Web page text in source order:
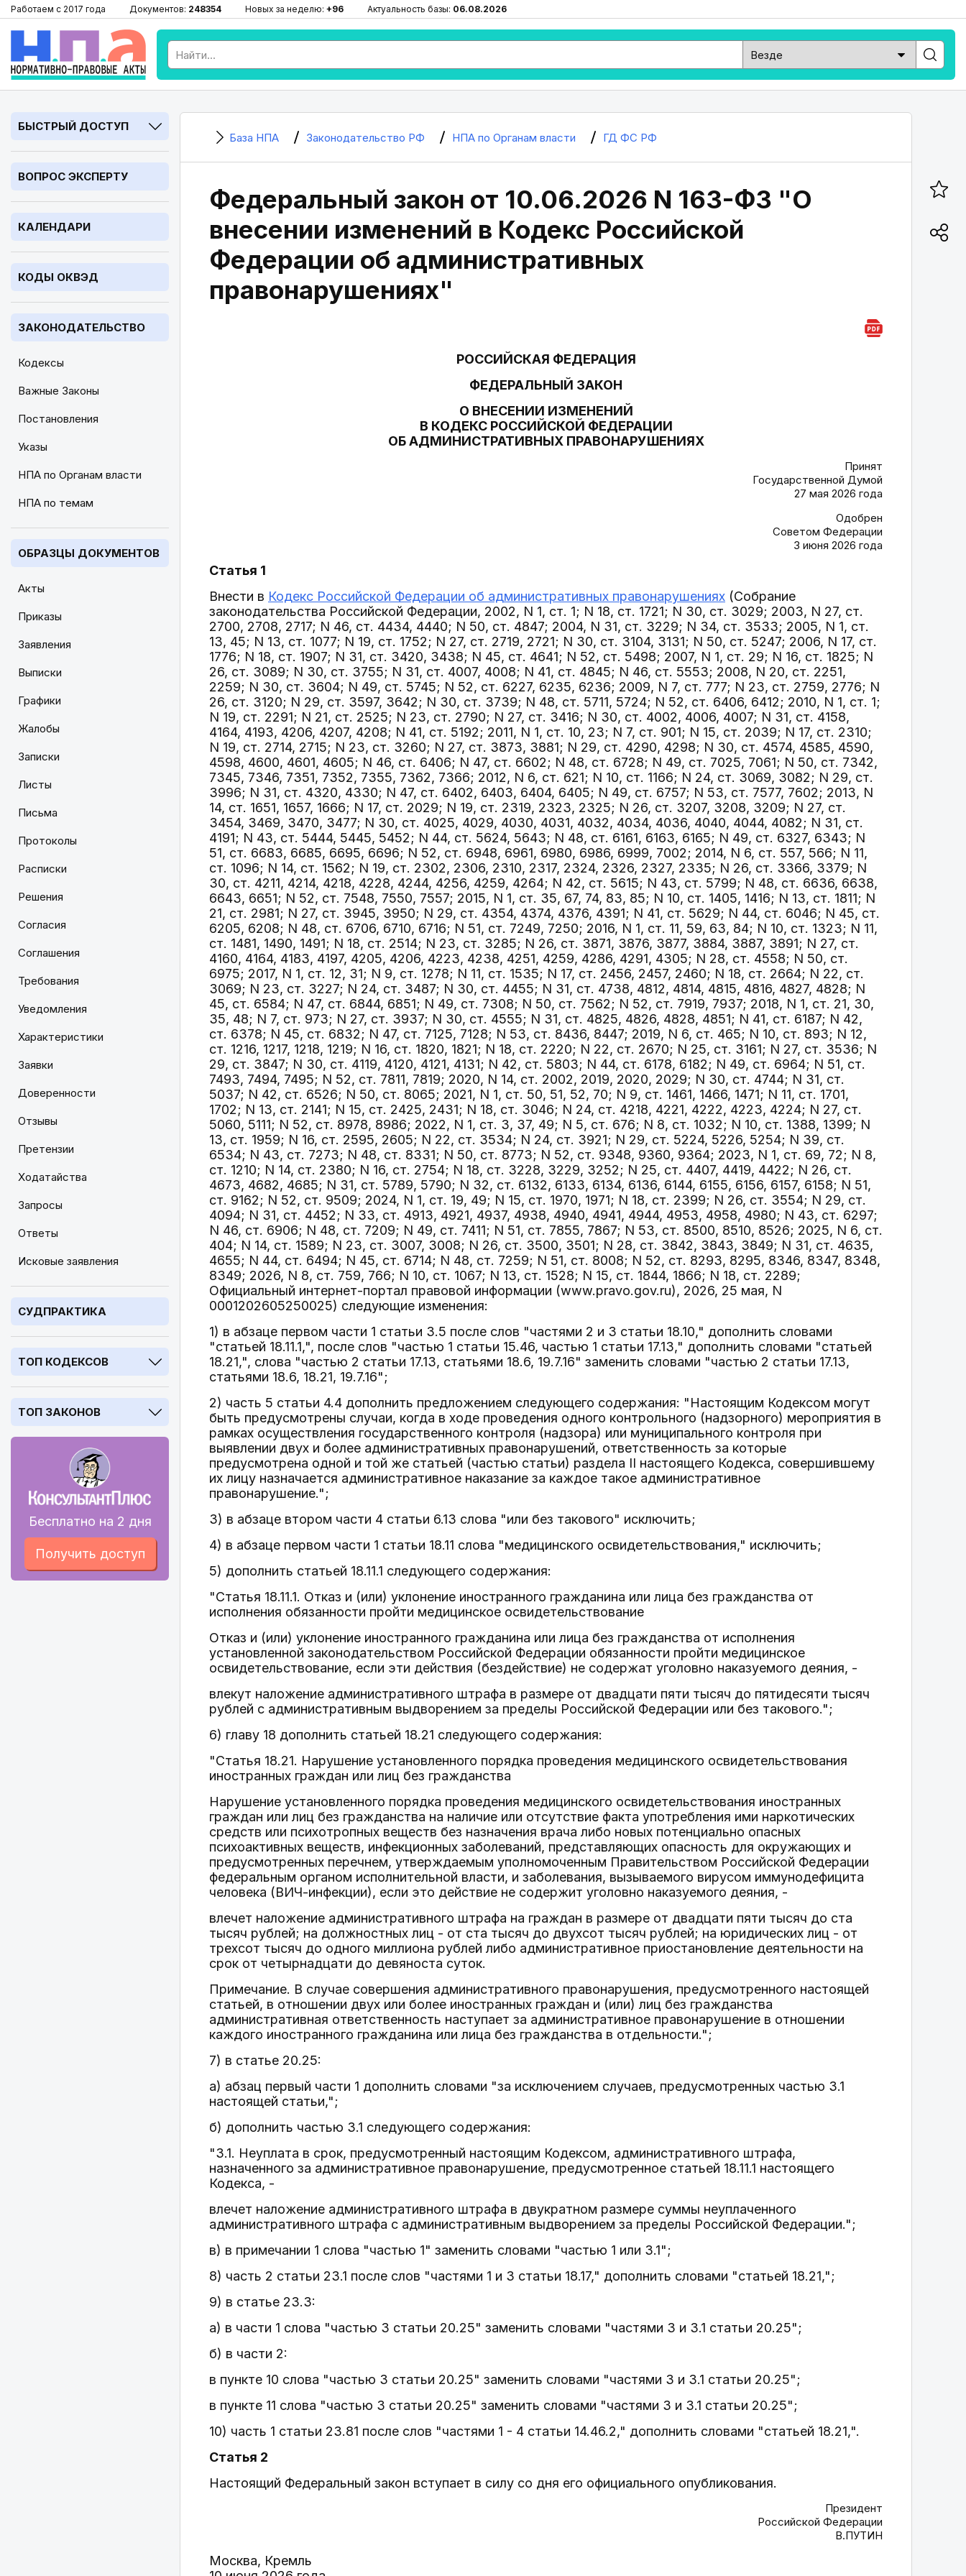
Работаем с 2017 года Документов: 248354 Новых за неделю: +96 Актуальность базы: 06.08.2026
БЫСТРЫЙ ДОСТУП
ВОПРОС ЭКСПЕРТУ
КАЛЕНДАРИ
КОДЫ ОКВЭД
ЗАКОНОДАТЕЛЬСТВО
Кодексы
Важные Законы
Постановления
Указы
НПА по Органам власти
НПА по темам
ОБРАЗЦЫ ДОКУМЕНТОВ
Акты
Приказы
Заявления
Выписки
Графики
Жалобы
Записки
Листы
Письма
Протоколы
Расписки
Решения
Согласия
Соглашения
Требования
Уведомления
Характеристики
Заявки
Доверенности
Отзывы
Претензии
Ходатайства
Запросы
Ответы
Исковые заявления
СУДПРАКТИКА
ТОП КОДЕКСОВ
ТОП ЗАКОНОВ
Бесплатно на 2 дня
Получить доступ
База НПА Законодательство РФ НПА по Органам власти ГД ФС РФ
Федеральный закон от 10.06.2026 N 163-ФЗ "О
внесении изменений в Кодекс Российской
Федерации об административных
правонарушениях"
РОССИЙСКАЯ ФЕДЕРАЦИЯ
ФЕДЕРАЛЬНЫЙ ЗАКОН
О ВНЕСЕНИИ ИЗМЕНЕНИЙ
В КОДЕКС РОССИЙСКОЙ ФЕДЕРАЦИИ
ОБ АДМИНИСТРАТИВНЫХ ПРАВОНАРУШЕНИЯХ
Принят
Государственной Думой
27 мая 2026 года
Одобрен
Советом Федерации
3 июня 2026 года
Статья 1
Внести в Кодекс Российской Федерации об административных правонарушениях (Собрание
законодательства Российской Федерации, 2002, N 1, ст. 1; N 18, ст. 1721; N 30, ст. 3029; 2003, N 27, ст.
2700, 2708, 2717; N 46, ст. 4434, 4440; N 50, ст. 4847; 2004, N 31, ст. 3229; N 34, ст. 3533; 2005, N 1, ст.
13, 45; N 13, ст. 1077; N 19, ст. 1752; N 27, ст. 2719, 2721; N 30, ст. 3104, 3131; N 50, ст. 5247; 2006, N 17, ст.
1776; N 18, ст. 1907; N 31, ст. 3420, 3438; N 45, ст. 4641; N 52, ст. 5498; 2007, N 1, ст. 29; N 16, ст. 1825; N
26, ст. 3089; N 30, ст. 3755; N 31, ст. 4007, 4008; N 41, ст. 4845; N 46, ст. 5553; 2008, N 20, ст. 2251,
2259; N 30, ст. 3604; N 49, ст. 5745; N 52, ст. 6227, 6235, 6236; 2009, N 7, ст. 777; N 23, ст. 2759, 2776; N
26, ст. 3120; N 29, ст. 3597, 3642; N 30, ст. 3739; N 48, ст. 5711, 5724; N 52, ст. 6406, 6412; 2010, N 1, ст. 1;
N 19, ст. 2291; N 21, ст. 2525; N 23, ст. 2790; N 27, ст. 3416; N 30, ст. 4002, 4006, 4007; N 31, ст. 4158,
4164, 4193, 4206, 4207, 4208; N 41, ст. 5192; 2011, N 1, ст. 10, 23; N 7, ст. 901; N 15, ст. 2039; N 17, ст. 2310;
N 19, ст. 2714, 2715; N 23, ст. 3260; N 27, ст. 3873, 3881; N 29, ст. 4290, 4298; N 30, ст. 4574, 4585, 4590,
4598, 4600, 4601, 4605; N 46, ст. 6406; N 47, ст. 6602; N 48, ст. 6728; N 49, ст. 7025, 7061; N 50, ст. 7342,
7345, 7346, 7351, 7352, 7355, 7362, 7366; 2012, N 6, ст. 621; N 10, ст. 1166; N 24, ст. 3069, 3082; N 29, ст.
3996; N 31, ст. 4320, 4330; N 47, ст. 6402, 6403, 6404, 6405; N 49, ст. 6757; N 53, ст. 7577, 7602; 2013, N
14, ст. 1651, 1657, 1666; N 17, ст. 2029; N 19, ст. 2319, 2323, 2325; N 26, ст. 3207, 3208, 3209; N 27, ст.
3454, 3469, 3470, 3477; N 30, ст. 4025, 4029, 4030, 4031, 4032, 4034, 4036, 4040, 4044, 4082; N 31, ст.
4191; N 43, ст. 5444, 5445, 5452; N 44, ст. 5624, 5643; N 48, ст. 6161, 6163, 6165; N 49, ст. 6327, 6343; N
51, ст. 6683, 6685, 6695, 6696; N 52, ст. 6948, 6961, 6980, 6986, 6999, 7002; 2014, N 6, ст. 557, 566; N 11,
ст. 1096; N 14, ст. 1562; N 19, ст. 2302, 2306, 2310, 2317, 2324, 2326, 2327, 2335; N 26, ст. 3366, 3379; N
30, ст. 4211, 4214, 4218, 4228, 4244, 4256, 4259, 4264; N 42, ст. 5615; N 43, ст. 5799; N 48, ст. 6636, 6638,
6643, 6651; N 52, ст. 7548, 7550, 7557; 2015, N 1, ст. 35, 67, 74, 83, 85; N 10, ст. 1405, 1416; N 13, ст. 1811; N
21, ст. 2981; N 27, ст. 3945, 3950; N 29, ст. 4354, 4374, 4376, 4391; N 41, ст. 5629; N 44, ст. 6046; N 45, ст.
6205, 6208; N 48, ст. 6706, 6710, 6716; N 51, ст. 7249, 7250; 2016, N 1, ст. 11, 59, 63, 84; N 10, ст. 1323; N 11,
ст. 1481, 1490, 1491; N 18, ст. 2514; N 23, ст. 3285; N 26, ст. 3871, 3876, 3877, 3884, 3887, 3891; N 27, ст.
4160, 4164, 4183, 4197, 4205, 4206, 4223, 4238, 4251, 4259, 4286, 4291, 4305; N 28, ст. 4558; N 50, ст.
6975; 2017, N 1, ст. 12, 31; N 9, ст. 1278; N 11, ст. 1535; N 17, ст. 2456, 2457, 2460; N 18, ст. 2664; N 22, ст.
3069; N 23, ст. 3227; N 24, ст. 3487; N 30, ст. 4455; N 31, ст. 4738, 4812, 4814, 4815, 4816, 4827, 4828; N
45, ст. 6584; N 47, ст. 6844, 6851; N 49, ст. 7308; N 50, ст. 7562; N 52, ст. 7919, 7937; 2018, N 1, ст. 21, 30,
35, 48; N 7, ст. 973; N 27, ст. 3937; N 30, ст. 4555; N 31, ст. 4825, 4826, 4828, 4851; N 41, ст. 6187; N 42,
ст. 6378; N 45, ст. 6832; N 47, ст. 7125, 7128; N 53, ст. 8436, 8447; 2019, N 6, ст. 465; N 10, ст. 893; N 12,
ст. 1216, 1217, 1218, 1219; N 16, ст. 1820, 1821; N 18, ст. 2220; N 22, ст. 2670; N 25, ст. 3161; N 27, ст. 3536; N
29, ст. 3847; N 30, ст. 4119, 4120, 4121, 4131; N 42, ст. 5803; N 44, ст. 6178, 6182; N 49, ст. 6964; N 51, ст.
7493, 7494, 7495; N 52, ст. 7811, 7819; 2020, N 14, ст. 2002, 2019, 2020, 2029; N 30, ст. 4744; N 31, ст.
5037; N 42, ст. 6526; N 50, ст. 8065; 2021, N 1, ст. 50, 51, 52, 70; N 9, ст. 1461, 1466, 1471; N 11, ст. 1701,
1702; N 13, ст. 2141; N 15, ст. 2425, 2431; N 18, ст. 3046; N 24, ст. 4218, 4221, 4222, 4223, 4224; N 27, ст.
5060, 5111; N 52, ст. 8978, 8986; 2022, N 1, ст. 3, 37, 49; N 5, ст. 676; N 8, ст. 1032; N 10, ст. 1388, 1399; N
13, ст. 1959; N 16, ст. 2595, 2605; N 22, ст. 3534; N 24, ст. 3921; N 29, ст. 5224, 5226, 5254; N 39, ст.
6534; N 43, ст. 7273; N 48, ст. 8331; N 50, ст. 8773; N 52, ст. 9348, 9360, 9364; 2023, N 1, ст. 69, 72; N 8,
ст. 1210; N 14, ст. 2380; N 16, ст. 2754; N 18, ст. 3228, 3229, 3252; N 25, ст. 4407, 4419, 4422; N 26, ст.
4673, 4682, 4685; N 31, ст. 5789, 5790; N 32, ст. 6132, 6133, 6134, 6136, 6144, 6155, 6156, 6157, 6158; N 51,
ст. 9162; N 52, ст. 9509; 2024, N 1, ст. 19, 49; N 15, ст. 1970, 1971; N 18, ст. 2399; N 26, ст. 3554; N 29, ст.
4094; N 31, ст. 4452; N 33, ст. 4913, 4921, 4937, 4938, 4940, 4941, 4944, 4953, 4958, 4980; N 43, ст. 6297;
N 46, ст. 6906; N 48, ст. 7209; N 49, ст. 7411; N 51, ст. 7855, 7867; N 53, ст. 8500, 8510, 8526; 2025, N 6, ст.
404; N 14, ст. 1589; N 23, ст. 3007, 3008; N 26, ст. 3500, 3501; N 28, ст. 3842, 3843, 3849; N 31, ст. 4635,
4655; N 44, ст. 6494; N 45, ст. 6714; N 48, ст. 7259; N 51, ст. 8008; N 52, ст. 8293, 8295, 8346, 8347, 8348,
8349; 2026, N 8, ст. 759, 766; N 10, ст. 1067; N 13, ст. 1528; N 15, ст. 1844, 1866; N 18, ст. 2289;
Официальный интернет-портал правовой информации (www.pravo.gov.ru), 2026, 25 мая, N
0001202605250025) следующие изменения:
1) в абзаце первом части 1 статьи 3.5 после слов "частями 2 и 3 статьи 18.10," дополнить словами
"статьей 18.11.1,", после слов "частью 1 статьи 15.46, частью 1 статьи 17.13," дополнить словами "статьей
18.21,", слова "частью 2 статьи 17.13, статьями 18.6, 19.7.16" заменить словами "частью 2 статьи 17.13,
статьями 18.6, 18.21, 19.7.16";
2) часть 5 статьи 4.4 дополнить предложением следующего содержания: "Настоящим Кодексом могут
быть предусмотрены случаи, когда в ходе проведения одного контрольного (надзорного) мероприятия в
рамках осуществления государственного контроля (надзора) или муниципального контроля при
выявлении двух и более административных правонарушений, ответственность за которые
предусмотрена одной и той же статьей (частью статьи) раздела II настоящего Кодекса, совершившему
их лицу назначается административное наказание за каждое такое административное
правонарушение.";
3) в абзаце втором части 4 статьи 6.13 слова "или без такового" исключить;
4) в абзаце первом части 1 статьи 18.11 слова "медицинского освидетельствования," исключить;
5) дополнить статьей 18.11.1 следующего содержания:
"Статья 18.11.1. Отказ и (или) уклонение иностранного гражданина или лица без гражданства от
исполнения обязанности пройти медицинское освидетельствование
Отказ и (или) уклонение иностранного гражданина или лица без гражданства от исполнения
установленной законодательством Российской Федерации обязанности пройти медицинское
освидетельствование, если эти действия (бездействие) не содержат уголовно наказуемого деяния, -
влекут наложение административного штрафа в размере от двадцати пяти тысяч до пятидесяти тысяч
рублей с административным выдворением за пределы Российской Федерации или без такового.";
6) главу 18 дополнить статьей 18.21 следующего содержания:
"Статья 18.21. Нарушение установленного порядка проведения медицинского освидетельствования
иностранных граждан или лиц без гражданства
Нарушение установленного порядка проведения медицинского освидетельствования иностранных
граждан или лиц без гражданства на наличие или отсутствие факта употребления ими наркотических
средств или психотропных веществ без назначения врача либо новых потенциально опасных
психоактивных веществ, инфекционных заболеваний, представляющих опасность для окружающих и
предусмотренных перечнем, утверждаемым уполномоченным Правительством Российской Федерации
федеральным органом исполнительной власти, и заболевания, вызываемого вирусом иммунодефицита
человека (ВИЧ-инфекции), если это действие не содержит уголовно наказуемого деяния, -
влечет наложение административного штрафа на граждан в размере от двадцати пяти тысяч до ста
тысяч рублей; на должностных лиц - от ста тысяч до двухсот тысяч рублей; на юридических лиц - от
трехсот тысяч до одного миллиона рублей либо административное приостановление деятельности на
срок от четырнадцати до девяноста суток.
Примечание. В случае совершения административного правонарушения, предусмотренного настоящей
статьей, в отношении двух или более иностранных граждан и (или) лиц без гражданства
административная ответственность наступает за административное правонарушение в отношении
каждого иностранного гражданина или лица без гражданства в отдельности.";
7) в статье 20.25:
а) абзац первый части 1 дополнить словами "за исключением случаев, предусмотренных частью 3.1
настоящей статьи,";
б) дополнить частью 3.1 следующего содержания:
"3.1. Неуплата в срок, предусмотренный настоящим Кодексом, административного штрафа,
назначенного за административное правонарушение, предусмотренное статьей 18.11.1 настоящего
Кодекса, -
влечет наложение административного штрафа в двукратном размере суммы неуплаченного
административного штрафа с административным выдворением за пределы Российской Федерации.";
в) в примечании 1 слова "частью 1" заменить словами "частью 1 или 3.1";
8) часть 2 статьи 23.1 после слов "частями 1 и 3 статьи 18.17," дополнить словами "статьей 18.21,";
9) в статье 23.3:
а) в части 1 слова "частью 3 статьи 20.25" заменить словами "частями 3 и 3.1 статьи 20.25";
б) в части 2:
в пункте 10 слова "частью 3 статьи 20.25" заменить словами "частями 3 и 3.1 статьи 20.25";
в пункте 11 слова "частью 3 статьи 20.25" заменить словами "частями 3 и 3.1 статьи 20.25";
10) часть 1 статьи 23.81 после слов "частями 1 - 4 статьи 14.46.2," дополнить словами "статьей 18.21,".
Статья 2
Настоящий Федеральный закон вступает в силу со дня его официального опубликования.
Президент
Российской Федерации
В.ПУТИН
Москва, Кремль